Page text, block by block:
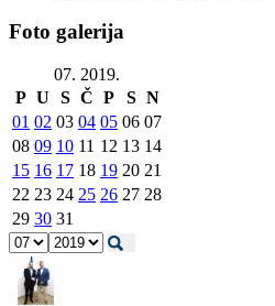
Foto galerija
07. 2019.
P U S Č P S N
01 02 03 04 05 06 07
08 09 10 11 12 13 14
15 16 17 18 19 20 21
22 23 24 25 26 27 28
29 30 31